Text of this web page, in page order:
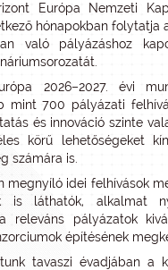
Európa Nemzeti
hónapokban folytatja
való pályázáshoz
2026–2027. évi
mint 700 pályázati
és innováció szinte
körű lehetőségeket
számára is.
megnyíló idei felhívások
is láthatók, alkalmat
releváns pályázatok
építésének
tavaszi évadjában a